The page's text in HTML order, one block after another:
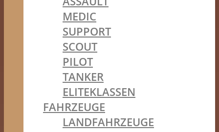
MEDIC
SUPPORT
SCOUT
PILOT
TANKER
ELITEKLASSEN
FAHRZEUGE
LANDFAHRZEUGE